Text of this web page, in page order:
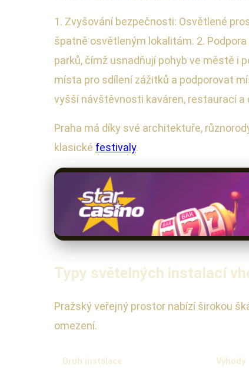
1. Zvyšování bezpečnosti: Osvětlené
špatně osvětleným lokalitám. 2.
parků, čímž usnadňují pohyb ve městě i
místa pro sdílení zážitků a podporovat
vyšší návštěvnosti kaváren, restaurací a
Praha má díky své architektuře,
klasické festivaly.
Typy světelných instalací
Pražský veřejný prostor nabízí širokou
omezení.
Druh instalace Výhody